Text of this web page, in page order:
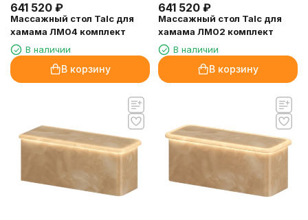
641 520 ₽
Массажный стол Talc для
хамама ЛМ04 комплект
В наличии
В корзину
641 520 ₽
Массажный стол Talc для
хамама ЛМ02 комплект
В наличии
В корзину